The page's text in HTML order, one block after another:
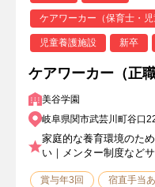
ケアワーカー（保育士・児
児童養護施設 新卒
ケアワーカー（正
美谷学園
岐阜県関市武芸川町谷口
家庭的な養育環境のた
い｜メンター制度など
賞与年3回 宿直手当